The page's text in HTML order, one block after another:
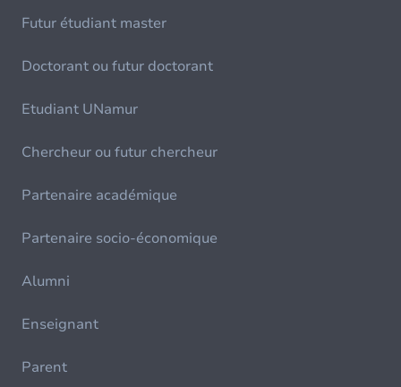
Futur étudiant master
Doctorant ou futur doctorant
Etudiant UNamur
Chercheur ou futur chercheur
Partenaire académique
Partenaire socio-économique
Alumni
Enseignant
Parent